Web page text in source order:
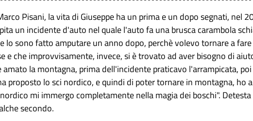
Pisani, la vita di Giuseppe ha un prima e un dopo segnati, nel
un incidente d'auto nel quale l'auto fa una brusca carambola
sono fatto amputare un anno dopo, perchè volevo tornare a
e che improvvisamente, invece, si è trovato ad aver bisogno di
la montagna, prima dell'incidente praticavo l'arrampicata,
proposto lo sci nordico, e quindi di poter tornare in montagna,
mi immergo completamente nella magia dei boschi".
secondo.